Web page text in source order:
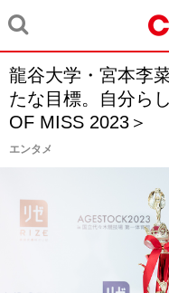
龍谷大学・宮本李
たな目標。自分ら
OF MISS 2023＞
エンタメ